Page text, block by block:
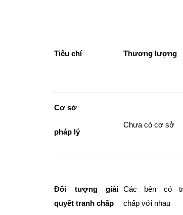
Tiêu chí Thương lượng
Cơ sở
pháp lý
Chưa có cơ sở
Đối tượng giải
quyết tranh chấp
Các bên có
chấp với nhau